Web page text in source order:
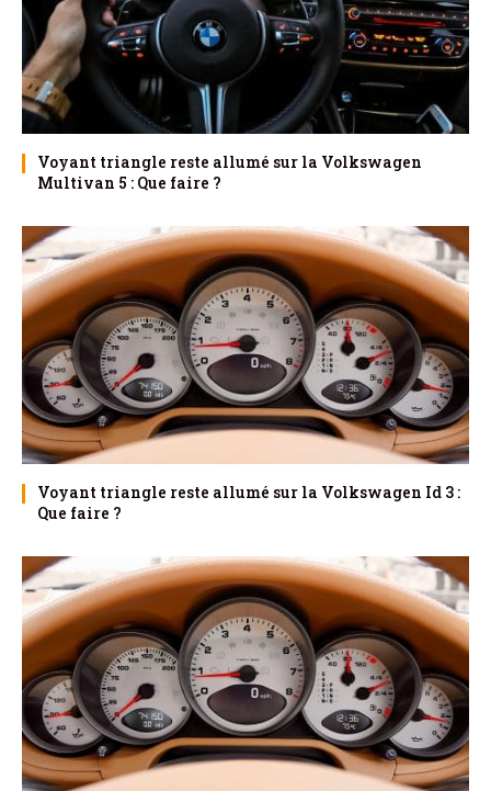
Voyant triangle reste allumé sur la Volkswagen
Multivan 5 : Que faire ?
Voyant triangle reste allumé sur la Volkswagen Id 3 :
Que faire ?